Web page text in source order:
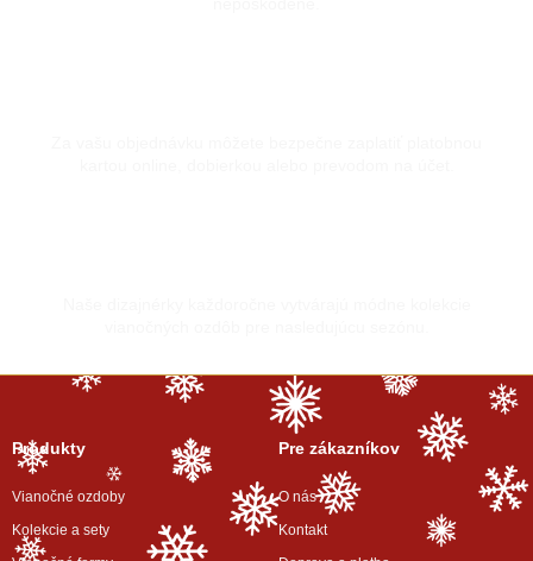
Produkty
Vianočné ozdoby
Kolekcie a sety
Pre zákazníkov
O nás
Kontakt